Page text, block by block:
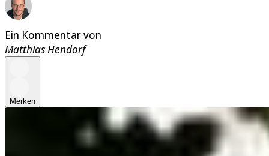
Ein Kommentar von
Matthias Hendorf
Merken